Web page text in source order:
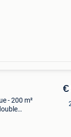
- 200 m²
€